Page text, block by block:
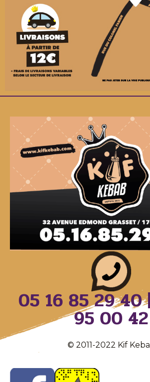
05 16 85 29 40
95 00 42
© 2011-2022 Kif